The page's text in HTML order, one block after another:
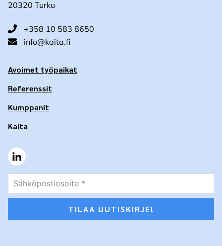
20320 Turku
+358 10 583 8650
info@kaita.fi
Avoimet työpaikat
Referenssit
Kumppanit
Kaita
TILAA UUTISKIRJE!